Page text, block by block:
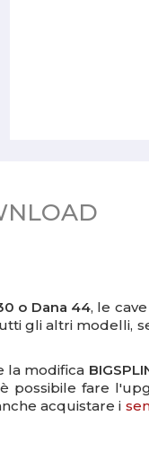
o Dana 44, le
gli altri modelli,
la modifica
fare
acquistare i